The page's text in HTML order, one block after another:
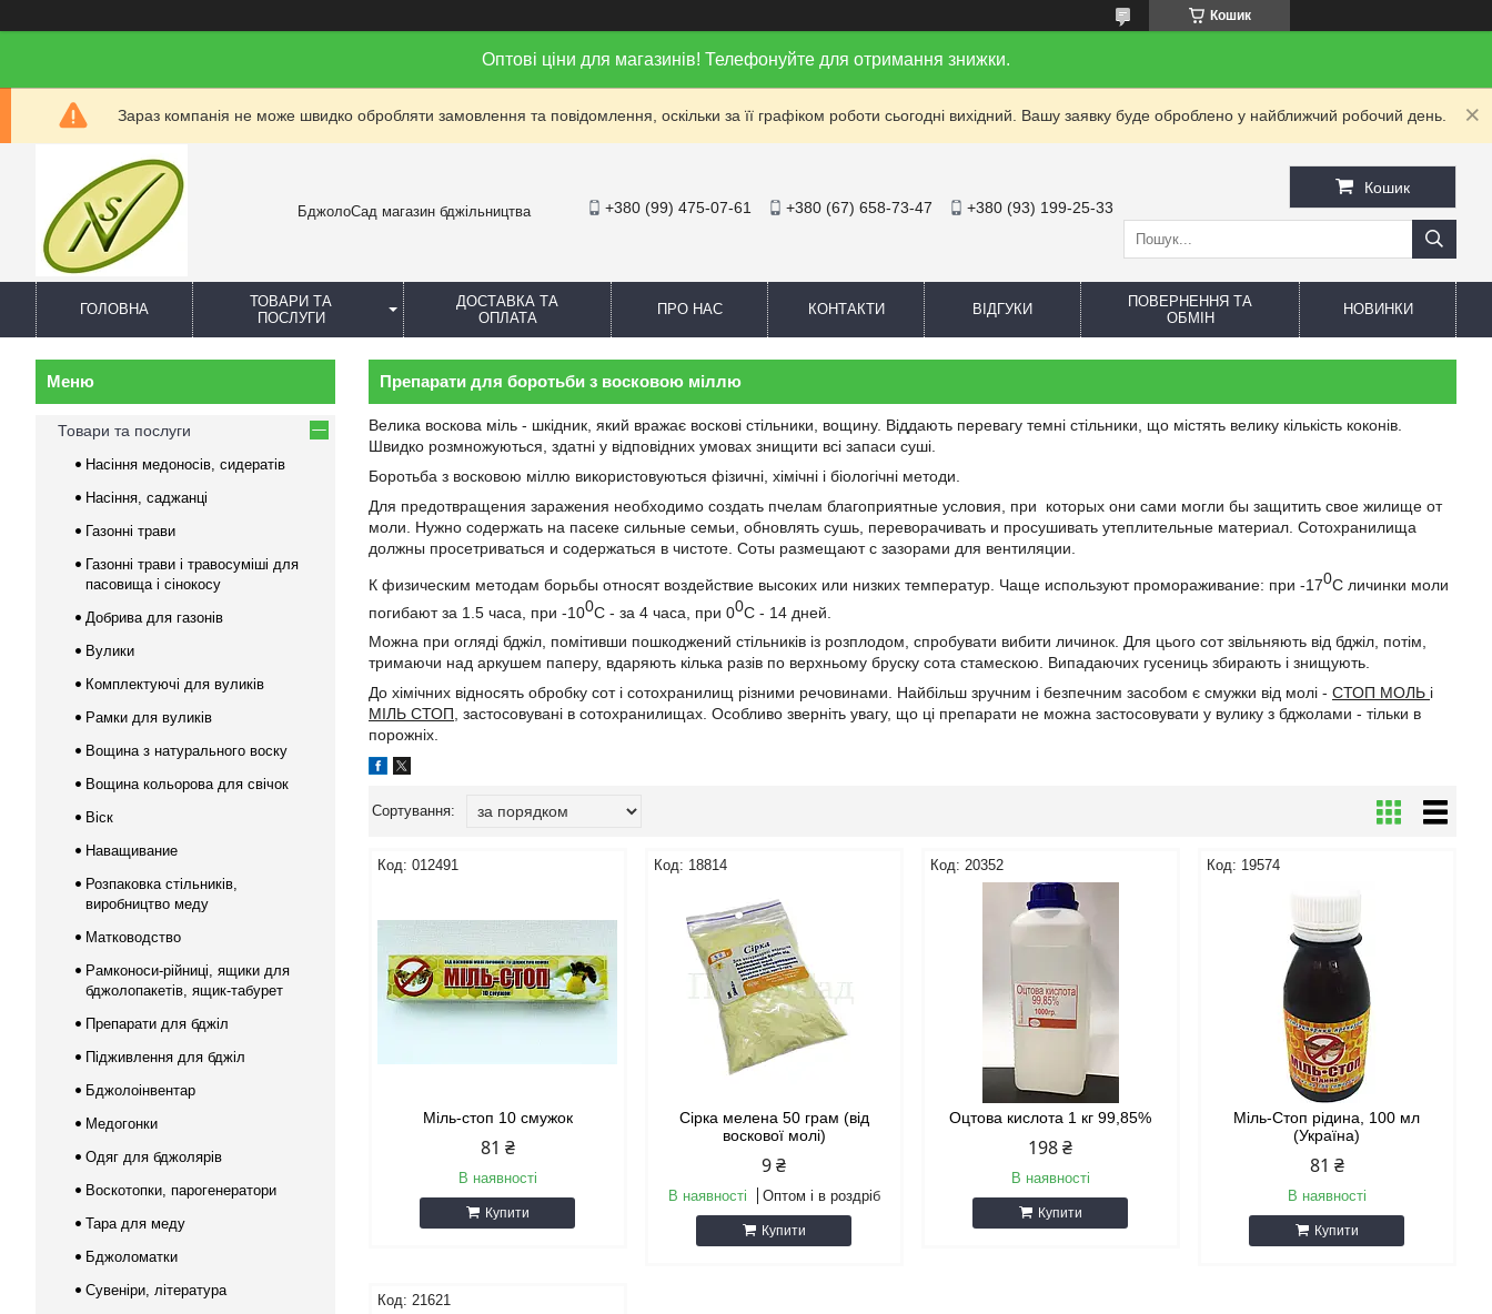
Кошик
Оптові ціни для магазинів! Телефонуйте для отримання знижки.
Зараз компанія не може швидко обробляти замовлення та повідомлення, оскільки за її графіком роботи сьогодні вихідний. Вашу заявку буде оброблено у найближчий робочий день.
БджолоСад магазин бджільництва +380 (99) 475-07-61 +380 (67) 658-73-47 +380 (93) 199-25-33
Кошик
ГОЛОВНА
ТОВАРИ ТА
ПОСЛУГИ
ДОСТАВКА ТА
ОПЛАТА
ПРО НАС КОНТАКТИ ВІДГУКИ
ПОВЕРНЕННЯ ТА
ОБМІН
НОВИНКИ
Препарати для боротьби з восковою міллю
Велика воскова міль - шкідник, який вражає воскові стільники, вощину. Віддають перевагу темні стільники, що містять велику кількість коконів.
Швидко розмножуються, здатні у відповідних умовах знищити всі запаси суші.
Боротьба з восковою міллю використовуються фізичні, хімічні і біологічні методи.
Для предотвращения заражения необходимо создать пчелам благоприятные условия, при которых они сами могли бы защитить свое жилище от
моли. Нужно содержать на пасеке сильные семьи, обновлять сушь, переворачивать и просушивать утеплительные материал. Сотохранилища
должны просетриваться и содержаться в чистоте. Соты размещают с зазорами для вентиляции.
К физическим методам борьбы относят воздействие высоких или низких температур. Чаще используют промораживание: при -170С личинки моли
погибают за 1.5 часа, при -100С - за 4 часа, при 00С - 14 дней.
Можна при огляді бджіл, помітивши пошкоджений стільників із розплодом, спробувати вибити личинок. Для цього сот звільняють від бджіл, потім,
тримаючи над аркушем паперу, вдаряють кілька разів по верхньому бруску сота стамескою. Випадаючих гусениць збирають і знищують.
До хімічних відносять обробку сот і сотохранилищ різними речовинами. Найбільш зручним і безпечним засобом є смужки від молі - СТОП МОЛЬ і
МІЛЬ СТОП, застосовувані в сотохранилищах. Особливо зверніть увагу, що ці препарати не можна застосовувати у вулику з бджолами - тільки в
порожніх.
012491
Міль-стоп 10 смужок
81 ₴
В наявності
Купити
18814
Сірка мелена 50 грам (від
воскової молі)
9 ₴
В наявності Оптом і в роздріб
Купити
20352
Оцтова кислота 1 кг 99,85%
198 ₴
В наявності
Купити
19574
Міль-Стоп рідина, 100 мл
(Україна)
81 ₴
В наявності
Купити
21621
Товари та послуги
Насіння медоносів, сидератів
Насіння, саджанці
Газонні трави
Газонні трави і травосуміші для
пасовища і сінокосу
Добрива для газонів
Вулики
Комплектуючі для вуликів
Рамки для вуликів
Вощина з натурального воску
Вощина кольорова для свічок
Віск
Наващивание
Розпаковка стільників,
виробництво меду
Матководство
Рамконоси-рійниці, ящики для
бджолопакетів, ящик-табурет
Препарати для бджіл
Підживлення для бджіл
Бджолоінвентар
Медогонки
Одяг для бджолярів
Воскотопки, парогенератори
Тара для меду
Бджоломатки
Сувеніри, література